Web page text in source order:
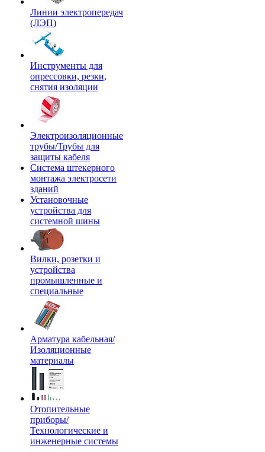
Линии электропередач
(ЛЭП)
Инструменты для
опрессовки, резки,
снятия изоляции
Электроизоляционные
трубы/Трубы для
защиты кабеля
Система штекерного
монтажа электросети
зданий
Установочные
устройства для
системной шины
Вилки, розетки и
устройства
промышленные и
специальные
Арматура кабельная/
Изоляционные
материалы
Отопительные
приборы/
Технологические и
инженерные системы